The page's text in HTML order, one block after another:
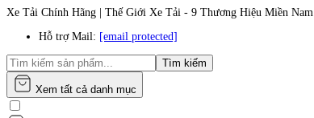
Xe Tải Chính Hãng | Thế Giới Xe Tải - 9 Thương Hiệu Miền Nam
Hỗ trợ Mail: [email protected]
Tìm kiếm
Xem tất cả danh mục